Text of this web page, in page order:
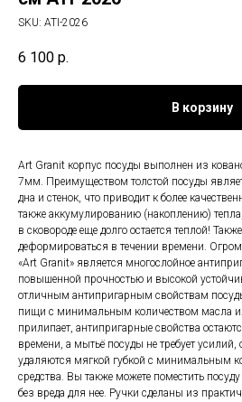
SKU: ATI-2026
6 100 р.
В корзину
Art Granit корпус посуды выполнен из
7мм. Преимуществом толстой посуды
дна и стенок, что приводит к более
также аккумулированию (накоплению)
в сковороде еще долго остается теплой!
деформироваться в течении времени.
«Art Granit» является многослойное
повышенной прочностью и высокой
отличным антипригарным свойствам
пищи с минимальным количеством масла
прилипает, антипригарные свойства
времени, а мытьё посуды не требует усилий,
удаляются мягкой губкой с минимальным
средства. Вы также можете поместить
без вреда для нее. Ручки сделаны из